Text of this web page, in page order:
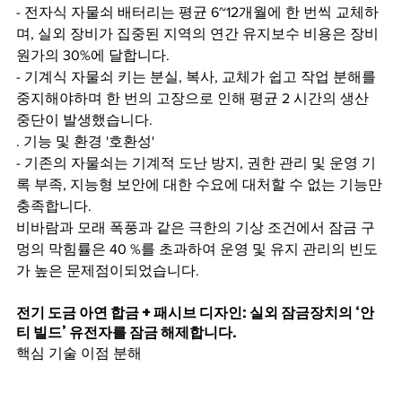
- 전자식 자물쇠 배터리는 평균 6~12개월에 한 번씩 교체하
며, 실외 장비가 집중된 지역의 연간 유지보수 비용은 장비
원가의 30%에 달합니다.
- 기계식 자물쇠 키는 분실, 복사, 교체가 쉽고 작업 분해를
중지해야하며 한 번의 고장으로 인해 평균 2 시간의 생산
중단이 발생했습니다.
. 기능 및 환경 '호환성'
- 기존의 자물쇠는 기계적 도난 방지, 권한 관리 및 운영 기
록 부족, 지능형 보안에 대한 수요에 대처할 수 없는 기능만
충족합니다.
비바람과 모래 폭풍과 같은 극한의 기상 조건에서 잠금 구
멍의 막힘률은 40 %를 초과하여 운영 및 유지 관리의 빈도
가 높은 문제점이되었습니다.
전기 도금 아연 합금 + 패시브 디자인: 실외 잠금장치의 ‘안
티 빌드’ 유전자를 잠금 해제합니다.
핵심 기술 이점 분해